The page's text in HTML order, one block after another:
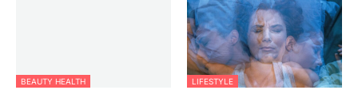
BEAUTY HEALTH LIFESTYLE